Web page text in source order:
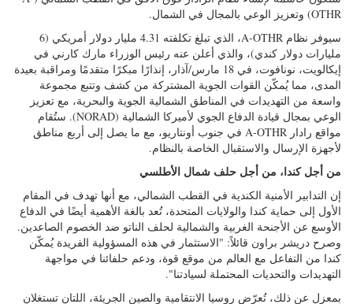
سيوفر نظام A-OTHR، الذي تبلغ تكلفته 4.31 مليار دولار أمريكي (6
مليارات دولار كندي)، والذي أعلن عنه رئيس الوزراء مارك كارني في
إيكالويت، نونافوت، في 18 مارس/آذار، إنذارًا مبكرًا متقدمًا ومراقبة بعيدة
المدى، مما يُمكّن القوات الجوية المشتركة من كشف وتتبع مجموعة
واسعة من التهديدات في المناطق الشمالية الجوية والبحرية، مع تعزيز
الوعي بمجال قيادة الدفاع الجوي لأميركا الشمالية (NORAD). ستُقام
مواقع رادار A-OTHR في جنوب أونتاريو، مع ما يصل إلى أربع مناطق
لأجهزة الإرسال والاستقبال الخاصة بالنظام.
من أجل كندا، من أجل حلف شمال الأطلسي
إن التدابير الأمنية الكندية في القطب الشمالي، مع أنها تهدف في المقام
الأول إلى حماية كندا والولايات المتحدة، تُعد بالغة الأهمية أيضًا في الدفاع
الأوسع عن الأجنحة الغربية والشمالية لحلف الناتو ضد الخصوم الصاعدين.
وصرح دريشر براون قائلاً: "الاستثمار في هذه المسؤولية الفريدة يُمكّن
كندا من التفاعل مع العالم من موقع قوة، ودعم حلفائنا في مواجهة
التهديدات والتحديات المحتملة لسيادتنا".